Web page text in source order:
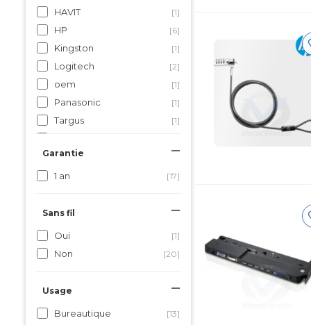
HAVIT [1]
HP [6]
Kingston [1]
Logitech [2]
oem [1]
Panasonic [1]
Targus [1]
Ugreen
Fujitsu [1]
Garantie
1 an [17]
Sans fil
Oui [1]
Non [20]
Usage
Bureautique [13]